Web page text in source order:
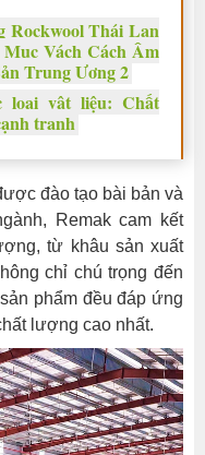
Rockwool Thái Lan
Vách Cách Âm
Trung Ương 2
loại vật liệu: Chất
tranh
đào tạo bài bản và
Remak cam kết
từ khâu sản xuất
chỉ chú trọng đến
phẩm đều đáp ứng
lượng cao nhất.